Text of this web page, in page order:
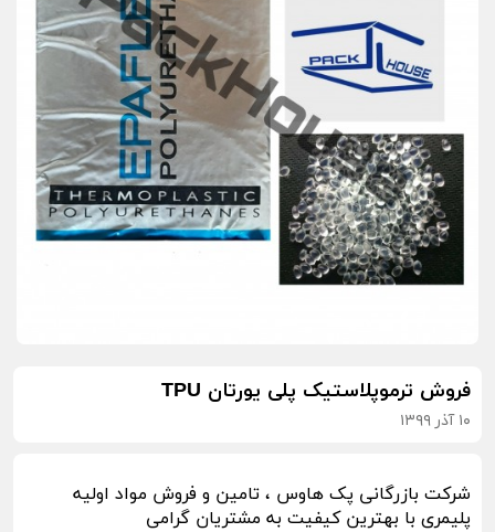
فروش ترموپلاستیک پلی یورتان TPU
۱۰ آذر ۱۳۹۹
شرکت بازرگانی پک هاوس ، تامین و فروش مواد اولیه
پلیمری با بهترین کیفیت به مشتریان گرامی